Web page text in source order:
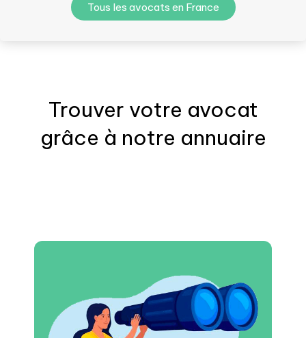
Tous les avocats en France
Trouver votre avocat
grâce à notre annuaire